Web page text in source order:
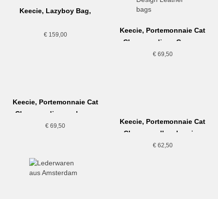
Keecie, Lazyboy Bag,
€159,00
Keecie, Portemonnaie Cat
Chase medium, Cognac
€69,50
Keecie, Portemonnaie Cat
Chase medium, schwarz
€ 69,50
Keecie, Portemonnaie Cat
Chase small, aubergine
€62,50